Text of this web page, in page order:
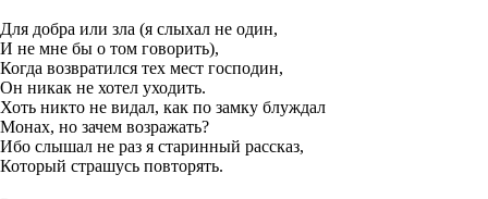
Для добра или зла (я слыхал не один,
И не мне бы о том говорить),
Когда возвратился тех мест господин,
Он никак не хотел уходить.
Хоть никто не видал, как по замку блуждал
Монах, но зачем возражать?
Ибо слышал не раз я старинный рассказ,
Который страшусь повторять.